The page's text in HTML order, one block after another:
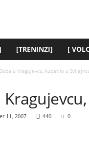
[TRENINZI] [
Soba u Kragujevcu, kupatilo u
11, 2007 440 0